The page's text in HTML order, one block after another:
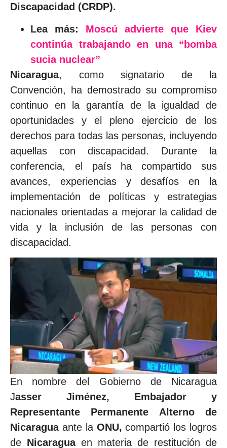
Discapacidad (CRDP).
Lea más: Moscú advierte que Kiev
continúa trabajando en una “bomba
sucia nuclear”
Nicaragua, como signatario de la
Convención, ha demostrado su compromiso
continuo en la garantía de la igualdad de
oportunidades y el pleno ejercicio de los
derechos para todas las personas, incluyendo
aquellas con discapacidad. Durante la
conferencia, el país ha compartido sus
avances, experiencias y desafíos en la
implementación de políticas y estrategias
nacionales orientadas a mejorar la calidad de
vida y la inclusión de las personas con
discapacidad.
En nombre del Gobierno de Nicaragua
Jasser Jiménez, Embajador y
Representante Permanente Alterno de
Nicaragua ante la ONU, compartió los logros
de Nicaraguaen materia de restitución de